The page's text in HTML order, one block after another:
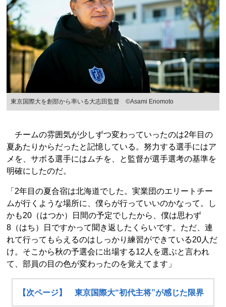
東京国際大を創部から率いる大志田監督 ©Asami Enomoto
チームの雰囲気が少しずつ変わっていったのは2年目の
夏あたりからだったと記憶している。努力する選手にはア
メを、サボる選手にはムチを、と監督が選手選考の基準を
明確にしたのだ。
「2年目の夏合宿は北海道でした。実業団のエリートチー
ムが行くような場所に、僕らが行っていいのかなって。し
かも20（はつか）日間の予定でしたから、僕は思わず
8（はち）日ですかって聞き返したくらいです。ただ、連
れて行ってもらえるのはしっかり練習ができている20人だ
け。そこから秋の予選会に出場する12人を選ぶと言われ
て、部員の目の色が変わったのを覚えてます」
【次ページ】 東京国際大“初代主将”が感じた限界